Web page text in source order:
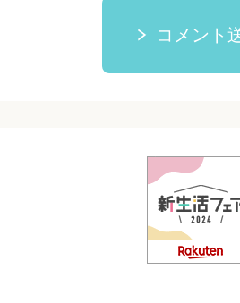
コメント